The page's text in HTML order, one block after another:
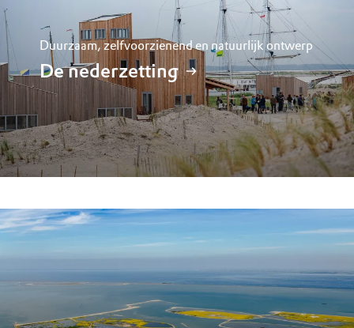
Duurzaam, zelfvoorzienend en natuurlijk ontwerp
De nederzetting